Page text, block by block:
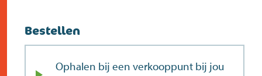
Bestellen
Ophalen bij een verkooppunt bij jou